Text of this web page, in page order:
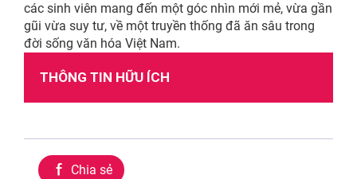
các sinh viên mang đến một góc nhìn mới mẻ, vừa gần
gũi vừa suy tư, về một truyền thống đã ăn sâu trong
đời sống văn hóa Việt Nam.
THÔNG TIN HỮU ÍCH
Chia sẻ